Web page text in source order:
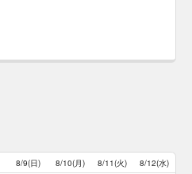
8/9(日) 8/10(月) 8/11(火) 8/12(水)